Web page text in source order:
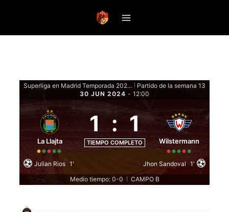
Superliga en Madrid Temporada 2024 - Fase de grupos
Partido de la semana 13
30 JUN 2024 - 12:00
La Llajta
1 : 1
TIEMPO COMPLETO Wilstermann
Julian Rios 1' Jhon Sandoval 1'
Medio tiempo: 0-0
CAMPO B